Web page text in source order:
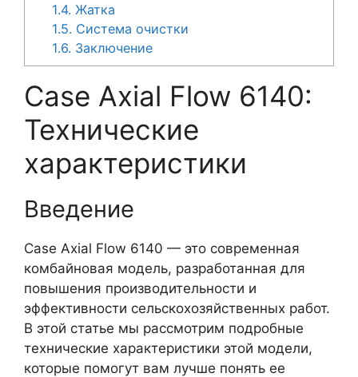
1.4. Жатка
1.5. Система очистки
1.6. Заключение
Case Axial Flow 6140:
Технические
характеристики
Введение
Case Axial Flow 6140 — это современная
комбайновая модель, разработанная для
повышения производительности и
эффективности сельскохозяйственных работ.
В этой статье мы рассмотрим подробные
технические характеристики этой модели,
которые помогут вам лучше понять ее